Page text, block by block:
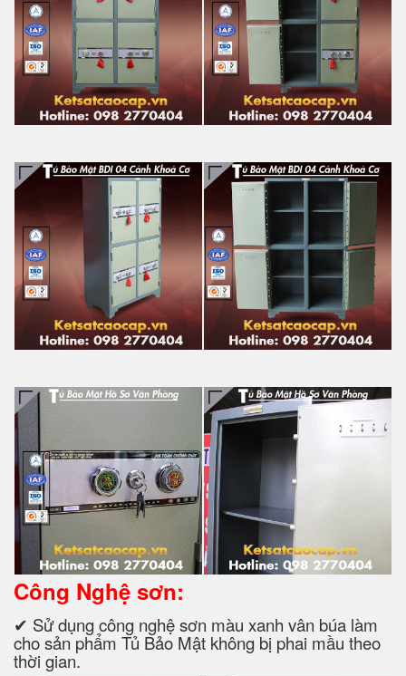
Công Nghệ sơn:
✔ Sử dụng công nghệ sơn màu xanh vân búa làm
cho sản phẩm Tủ Bảo Mật không bị phai mầu theo
thời gian.